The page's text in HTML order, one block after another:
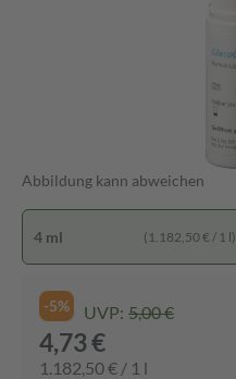
Abbildung kann abweichen
4 ml (1.182,50 € / 1 l)
-5% UVP: 5,00 €
4,73 €
1.182,50 € / 1 l